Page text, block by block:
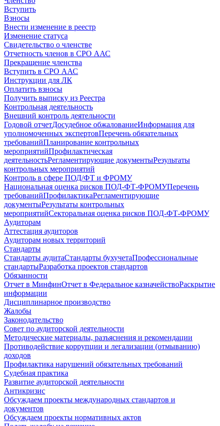
Вступить
Взносы
Внести изменение в реестр
Изменение статуса
Свидетельство о членстве
Отчетность членов в СРО ААС
Прекращение членства
Вступить в СРО ААС
Инструкции для ЛК
Оплатить взносы
Получить выписку из Реестра
Контрольная деятельность
Внешний контроль деятельности
Годовой отчетДосудебное обжалованиеИнформация для
уполномоченных экспертовПеречень обязательных
требованийПланирование контрольных
мероприятийПрофилактическая
деятельностьРегламентирующие документыРезультаты
контрольных мероприятий
Контроль в сфере ПОД/ФТ и ФРОМУ
Национальная оценка рисков ПОД-ФТ-ФРОМУПеречень
требованийПрофилактикаРегламентирующие
документыРезультаты контрольных
мероприятийСекторальная оценка рисков ПОД-ФТ-ФРОМУ
Аудиторам
Аттестация аудиторов
Аудиторам новых территорий
Стандарты
Стандарты аудитаСтандарты бухучетаПрофессиональные
стандартыРазработка проектов стандартов
Обязанности
Отчет в МинфинОтчет в Федеральное казначействоРаскрытие
информации
Дисциплинарное производство
Жалобы
Законодательство
Совет по аудиторской деятельности
Методические материалы, разъяснения и рекомендации
Противодействие коррупции и легализации (отмыванию)
доходов
Профилактика нарушений обязательных требований
Судебная практика
Развитие аудиторской деятельности
Антикризис
Обсуждаем проекты международных стандартов и
документов
Обсуждаем проекты нормативных актов